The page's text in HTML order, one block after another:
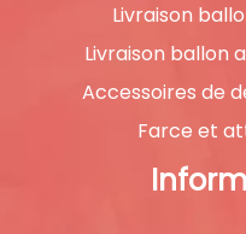
Livraison
Livraison ballon
Accessoires de
Farce et